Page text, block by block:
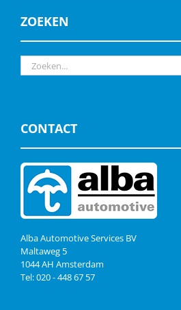
ZOEKEN
Zoeken
naar:
CONTACT
Alba Automotive Services BV
Maltaweg 5
1044 AH Amsterdam
Tel: 020 - 448 67 57